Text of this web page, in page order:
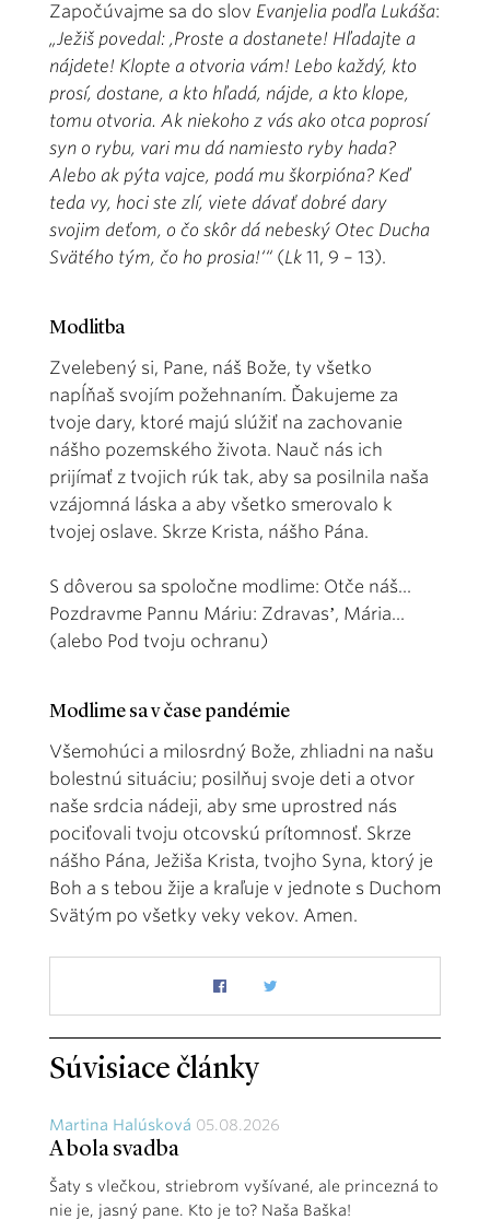
Započúvajme sa do slov Evanjelia podľa Lukáša:
„Ježiš povedal: ,Proste a dostanete! Hľadajte a
nájdete! Klopte a otvoria vám! Lebo každý, kto
prosí, dostane, a kto hľadá, nájde, a kto klope,
tomu otvoria. Ak niekoho z vás ako otca poprosí
syn o rybu, vari mu dá namiesto ryby hada?
Alebo ak pýta vajce, podá mu škorpióna? Keď
teda vy, hoci ste zlí, viete dávať dobré dary
svojim deťom, o čo skôr dá nebeský Otec Ducha
Svätého tým, čo ho prosia!‘“ (Lk 11, 9 – 13).
Modlitba
Zvelebený si, Pane, náš Bože, ty všetko
napĺňaš svojím požehnaním. Ďakujeme za
tvoje dary, ktoré majú slúžiť na zachovanie
nášho pozemského života. Nauč nás ich
prijímať z tvojich rúk tak, aby sa posilnila naša
vzájomná láska a aby všetko smerovalo k
tvojej oslave. Skrze Krista, nášho Pána.
S dôverou sa spoločne modlime: Otče náš...
Pozdravme Pannu Máriu: Zdravasʼ, Mária...
(alebo Pod tvoju ochranu)
Modlime sa v čase pandémie
Všemohúci a milosrdný Bože, zhliadni na našu
bolestnú situáciu; posilňuj svoje deti a otvor
naše srdcia nádeji, aby sme uprostred nás
pociťovali tvoju otcovskú prítomnosť. Skrze
nášho Pána, Ježiša Krista, tvojho Syna, ktorý je
Boh a s tebou žije a kraľuje v jednote s Duchom
Svätým po všetky veky vekov. Amen.
Súvisiace články
Martina Halúsková 05.08.2026
A bola svadba
Šaty s vlečkou, striebrom vyšívané, ale princezná to
nie je, jasný pane. Kto je to? Naša Baška!